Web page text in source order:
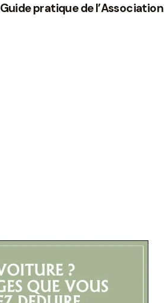
Guide pratique de l’Association